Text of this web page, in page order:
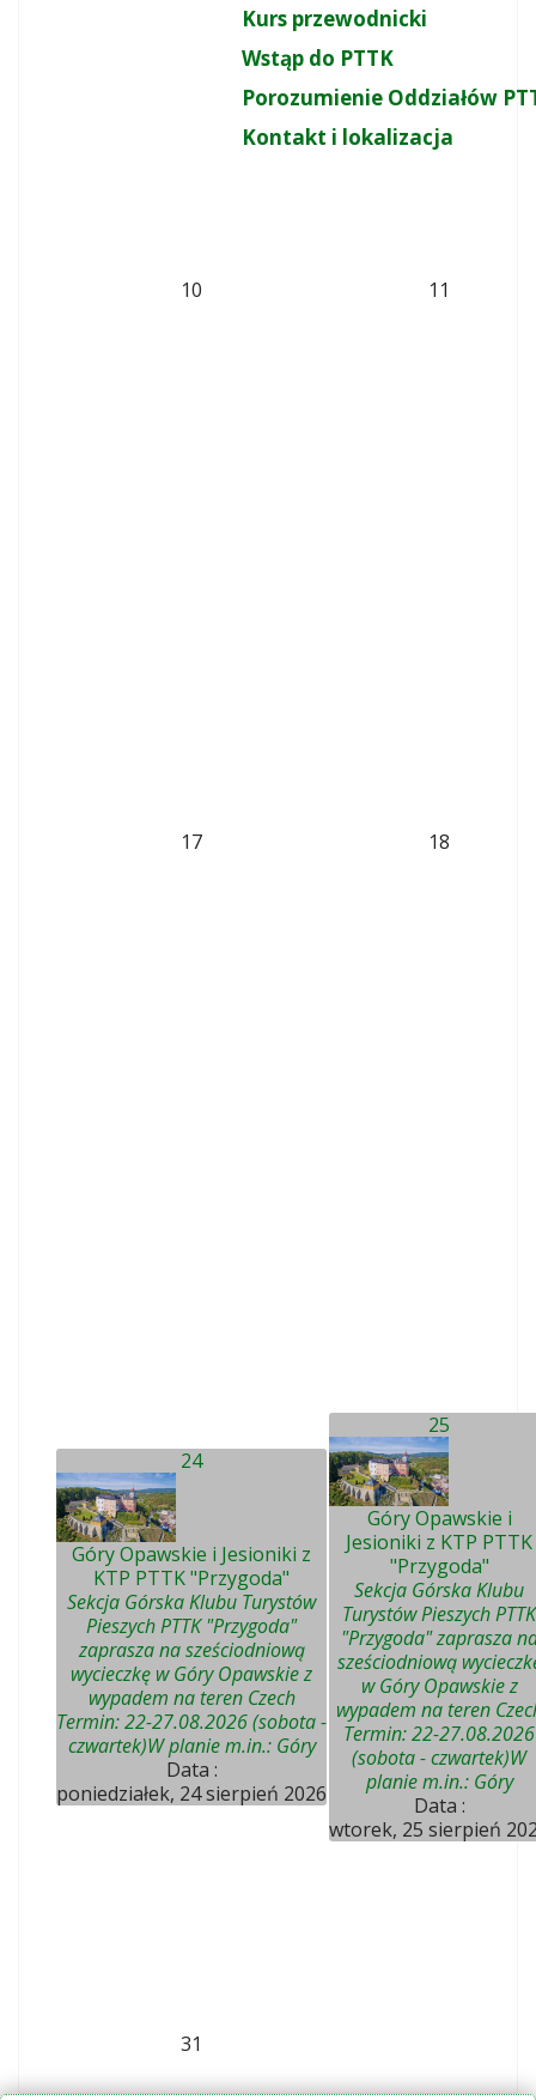
Kurs przewodnicki
Wstąp do PTTK
Porozumienie Oddziałów
Kontakt i lokalizacja
10 11
17 18
24
Góry Opawskie i Jesioniki z
KTP PTTK "Przygoda"
Sekcja Górska Klubu Turystów
Pieszych PTTK "Przygoda"
zaprasza na sześciodniową
wycieczkę w Góry Opawskie z
wypadem na teren Czech
Termin: 22-27.08.2026 (sobota -
czwartek)W planie m.in.: Góry
Data :
poniedziałek, 24 sierpień 2026
25
Góry Opawskie i
Jesioniki z KTP PTTK
"Przygoda"
Sekcja Górska Klubu
Turystów Pieszych PTTK
"Przygoda" zaprasza
sześciodniową
w Góry Opawskie z
wypadem na teren
Termin: 22-27.08.2026
(sobota - czwartek)W
planie m.in.: Góry
Data :
wtorek, 25 sierpień
31